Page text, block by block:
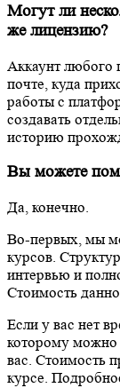
Могут ли
же лицензию?
Аккаунт любого
почте, куда
работы с
создавать
историю
Вы можете
Да, конечно.
Во-первых, мы
курсов.
интервью и
Стоимость
Если у вас нет
которому можно
вас. Стоимость
курсе.